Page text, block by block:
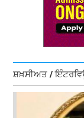
ਸ਼ਖ਼ਸੀਅਤ /